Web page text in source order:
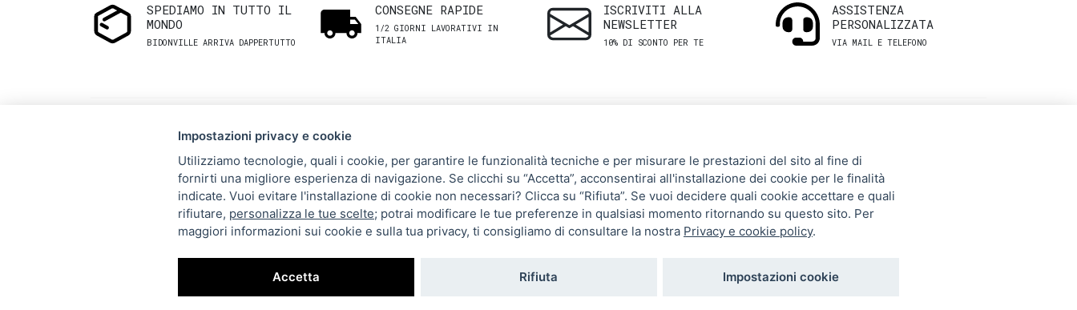
SPEDIAMO IN TUTTO IL
MONDO
BIDONVILLE ARRIVA DAPPERTUTTO
CONSEGNE RAPIDE
1/2 GIORNI LAVORATIVI IN
ITALIA
ISCRIVITI ALLA
NEWSLETTER
10% DI SCONTO PER TE
ASSISTENZA
PERSONALIZZATA
VIA MAIL E TELEFONO
Via Melo 224/a, Bari, Italy,
+39 080 990 5699
P.IVA: 05921860721
Uomo
Donna
Brand
Tutti i prodotti
CLIENTI
Termini e Condizioni
Spedizioni e resi
Privacy Policy
UTILI
Storia
Gift Card
Impostazioni privacy e cookie
Utilizziamo tecnologie, quali i cookie, per garantire le funzionalità tecniche e per misurare le prestazioni del sito al fine di
fornirti una migliore esperienza di navigazione. Se clicchi su “Accetta”, acconsentirai all'installazione dei cookie per le finalità
indicate. Vuoi evitare l'installazione di cookie non necessari? Clicca su “Rifiuta”. Se vuoi decidere quali cookie accettare e quali
rifiutare, personalizza le tue scelte; potrai modificare le tue preferenze in qualsiasi momento ritornando su questo sito. Per
maggiori informazioni sui cookie e sulla tua privacy, ti consigliamo di consultare la nostra Privacy e cookie policy.
Accetta Rifiuta Impostazioni cookie